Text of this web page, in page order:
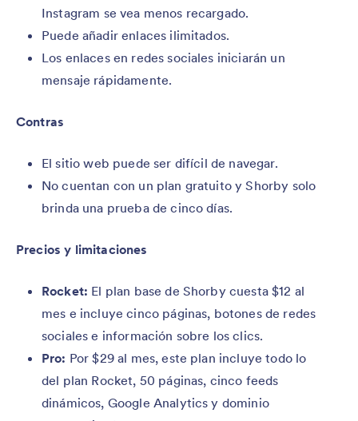
Instagram se vea menos recargado.
Puede añadir enlaces ilimitados.
Los enlaces en redes sociales iniciarán un
mensaje rápidamente.
Contras
El sitio web puede ser difícil de navegar.
No cuentan con un plan gratuito y Shorby solo
brinda una prueba de cinco días.
Precios y limitaciones
Rocket: El plan base de Shorby cuesta $12 al
mes e incluye cinco páginas, botones de redes
sociales e información sobre los clics.
Pro: Por $29 al mes, este plan incluye todo lo
del plan Rocket, 50 páginas, cinco feeds
dinámicos, Google Analytics y dominio